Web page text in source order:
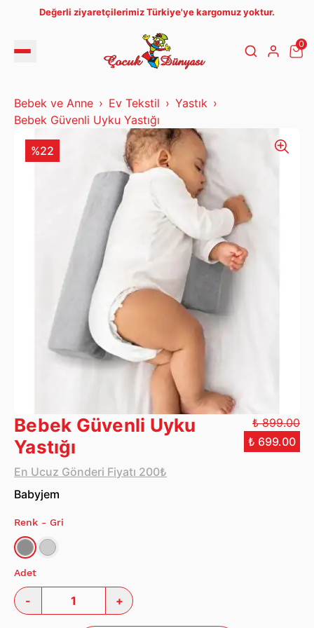
Değerli ziyaretçilerimiz Türkiye'ye kargomuz yoktur.
0
Bebek ve Anne Ev Tekstil
Yastık
Bebek Güvenli Uyku Yastığı
%22
Bebek Güvenli Uyku
Yastığı
En Ucuz Gönderi Fiyatı 200₺
₺ 899.00
₺ 699.00
Babyjem
Renk - Gri
Adet
- +